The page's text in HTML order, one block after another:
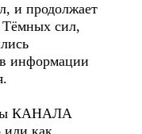
и продолжает
Тёмных сил,
информации
КАНАЛА
или как